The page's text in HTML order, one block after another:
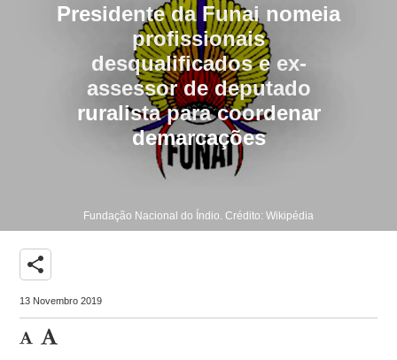
Presidente da Funai nomeia
profissionais
desqualificados e ex-
assessor de deputado
ruralista para coordenar
demarcações
Fundação Nacional do Índio. Crédito: Wikipédia
share
13 Novembro 2019